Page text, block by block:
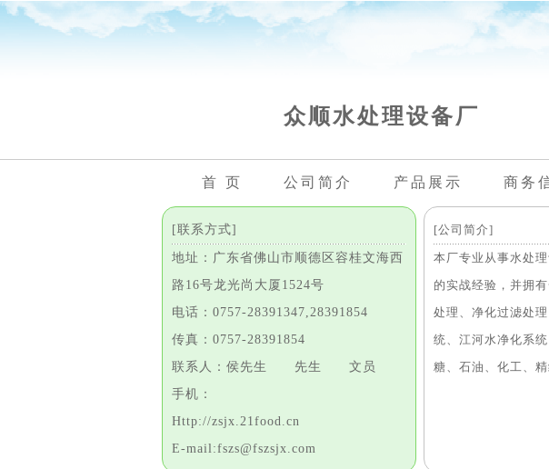
众顺水处理设备厂
首 页 公司简介 产品展示 商务
[联系方式]
地址：广东省佛山市顺德区容桂文海西
路16号龙光尚大厦1524号
电话：0757-28391347,28391854
传真：0757-28391854
联系人：侯先生 先生 文员
手机：
Http://zsjx.21food.cn
E-mail:fszs@fszsjx.com
[公司简介]
本厂专业从事水处
的实战经验，并拥
处理、净化过滤处
统、江河水净化系
糖、石油、化工、